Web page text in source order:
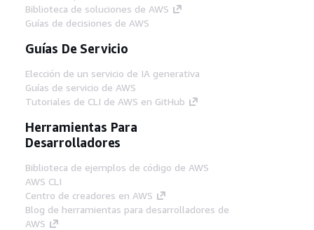
Biblioteca de soluciones de AWS
Guías de decisiones de AWS
Guías De Servicio
Elección de un servicio de IA generativa
Guías de servicio de AWS
Tutoriales de CLI de AWS en GitHub
Herramientas Para
Desarrolladores
Biblioteca de ejemplos de código de AWS
AWS CLI
Centro de creadores en AWS
Blog de herramientas para desarrolladores de
AWS